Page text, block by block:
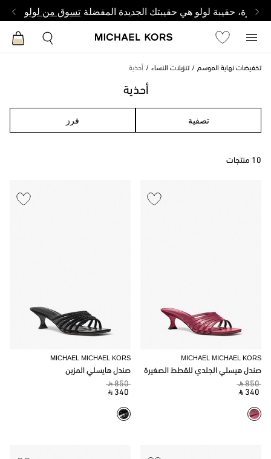
وصغيرة، حقيبة لولو هي حقيبتك الجديدة المفضلة تسوق من لولو
تخفيضات نهاية الموسم تنزيلات النساء أحذية
أحذية
تصفية فرز
10 منتجات
MICHAEL MICHAEL KORS
صندل هيسلي الجلدي للقطط الصغيرة
‎ ⃁ 850 ‎
‎ ⃁ 340 ‎
MICHAEL MICHAEL KORS
صندل هايسلي المزين
‎ ⃁ 850 ‎
‎ ⃁ 340 ‎